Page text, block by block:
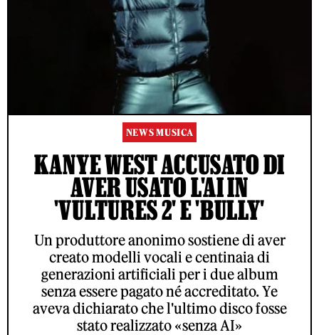
NEWS MUSICA
KANYE WEST ACCUSATO DI
AVER USATO L'AI IN
'VULTURES 2' E 'BULLY'
Un produttore anonimo sostiene di aver
creato modelli vocali e centinaia di
generazioni artificiali per i due album
senza essere pagato né accreditato. Ye
aveva dichiarato che l'ultimo disco fosse
stato realizzato «senza AI»